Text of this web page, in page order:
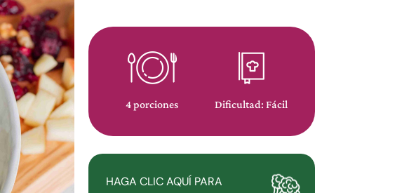
4 porciones Dificultad: Fácil
HAGA CLIC AQUÍ PARA